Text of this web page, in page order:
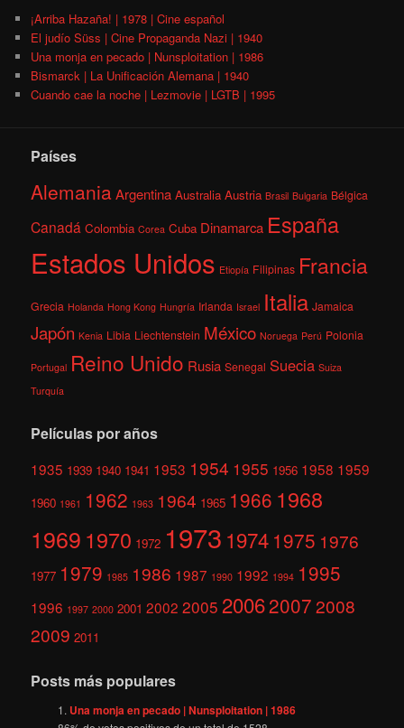
¡Arriba Hazaña! | 1978 | Cine español
El judío Süss | Cine Propaganda Nazi | 1940
Una monja en pecado | Nunsploitation | 1986
Bismarck | La Unificación Alemana | 1940
Cuando cae la noche | Lezmovie | LGTB | 1995
Países
AlemaniaArgentina Australia Austria Brasil Bulgaria Bélgica
Canadá Colombia Corea Cuba Dinamarca España
Estados Unidos Etiopía Filipinas Francia
Grecia Holanda Hong Kong Hungría Irlanda Israel Italia Jamaica
Japón Kenia Libia Liechtenstein México Noruega Perú Polonia
Portugal Reino Unido Rusia Senegal Suecia Suiza
Turquía
Películas por años
1935 1939 1940 1941 1953 1954 1955 1956 1958 1959
1960 1961 1962 1963 1964 1965 1966 1968
1969 1970 1972 1973 1974 1975 1976
1977 1979 1985 1986 1987 1990 1992 1994 1995
1996 1997 2000 2001 2002 2005 200620072008
2009 2011
Posts más populares
Una monja en pecado | Nunsploitation | 1986